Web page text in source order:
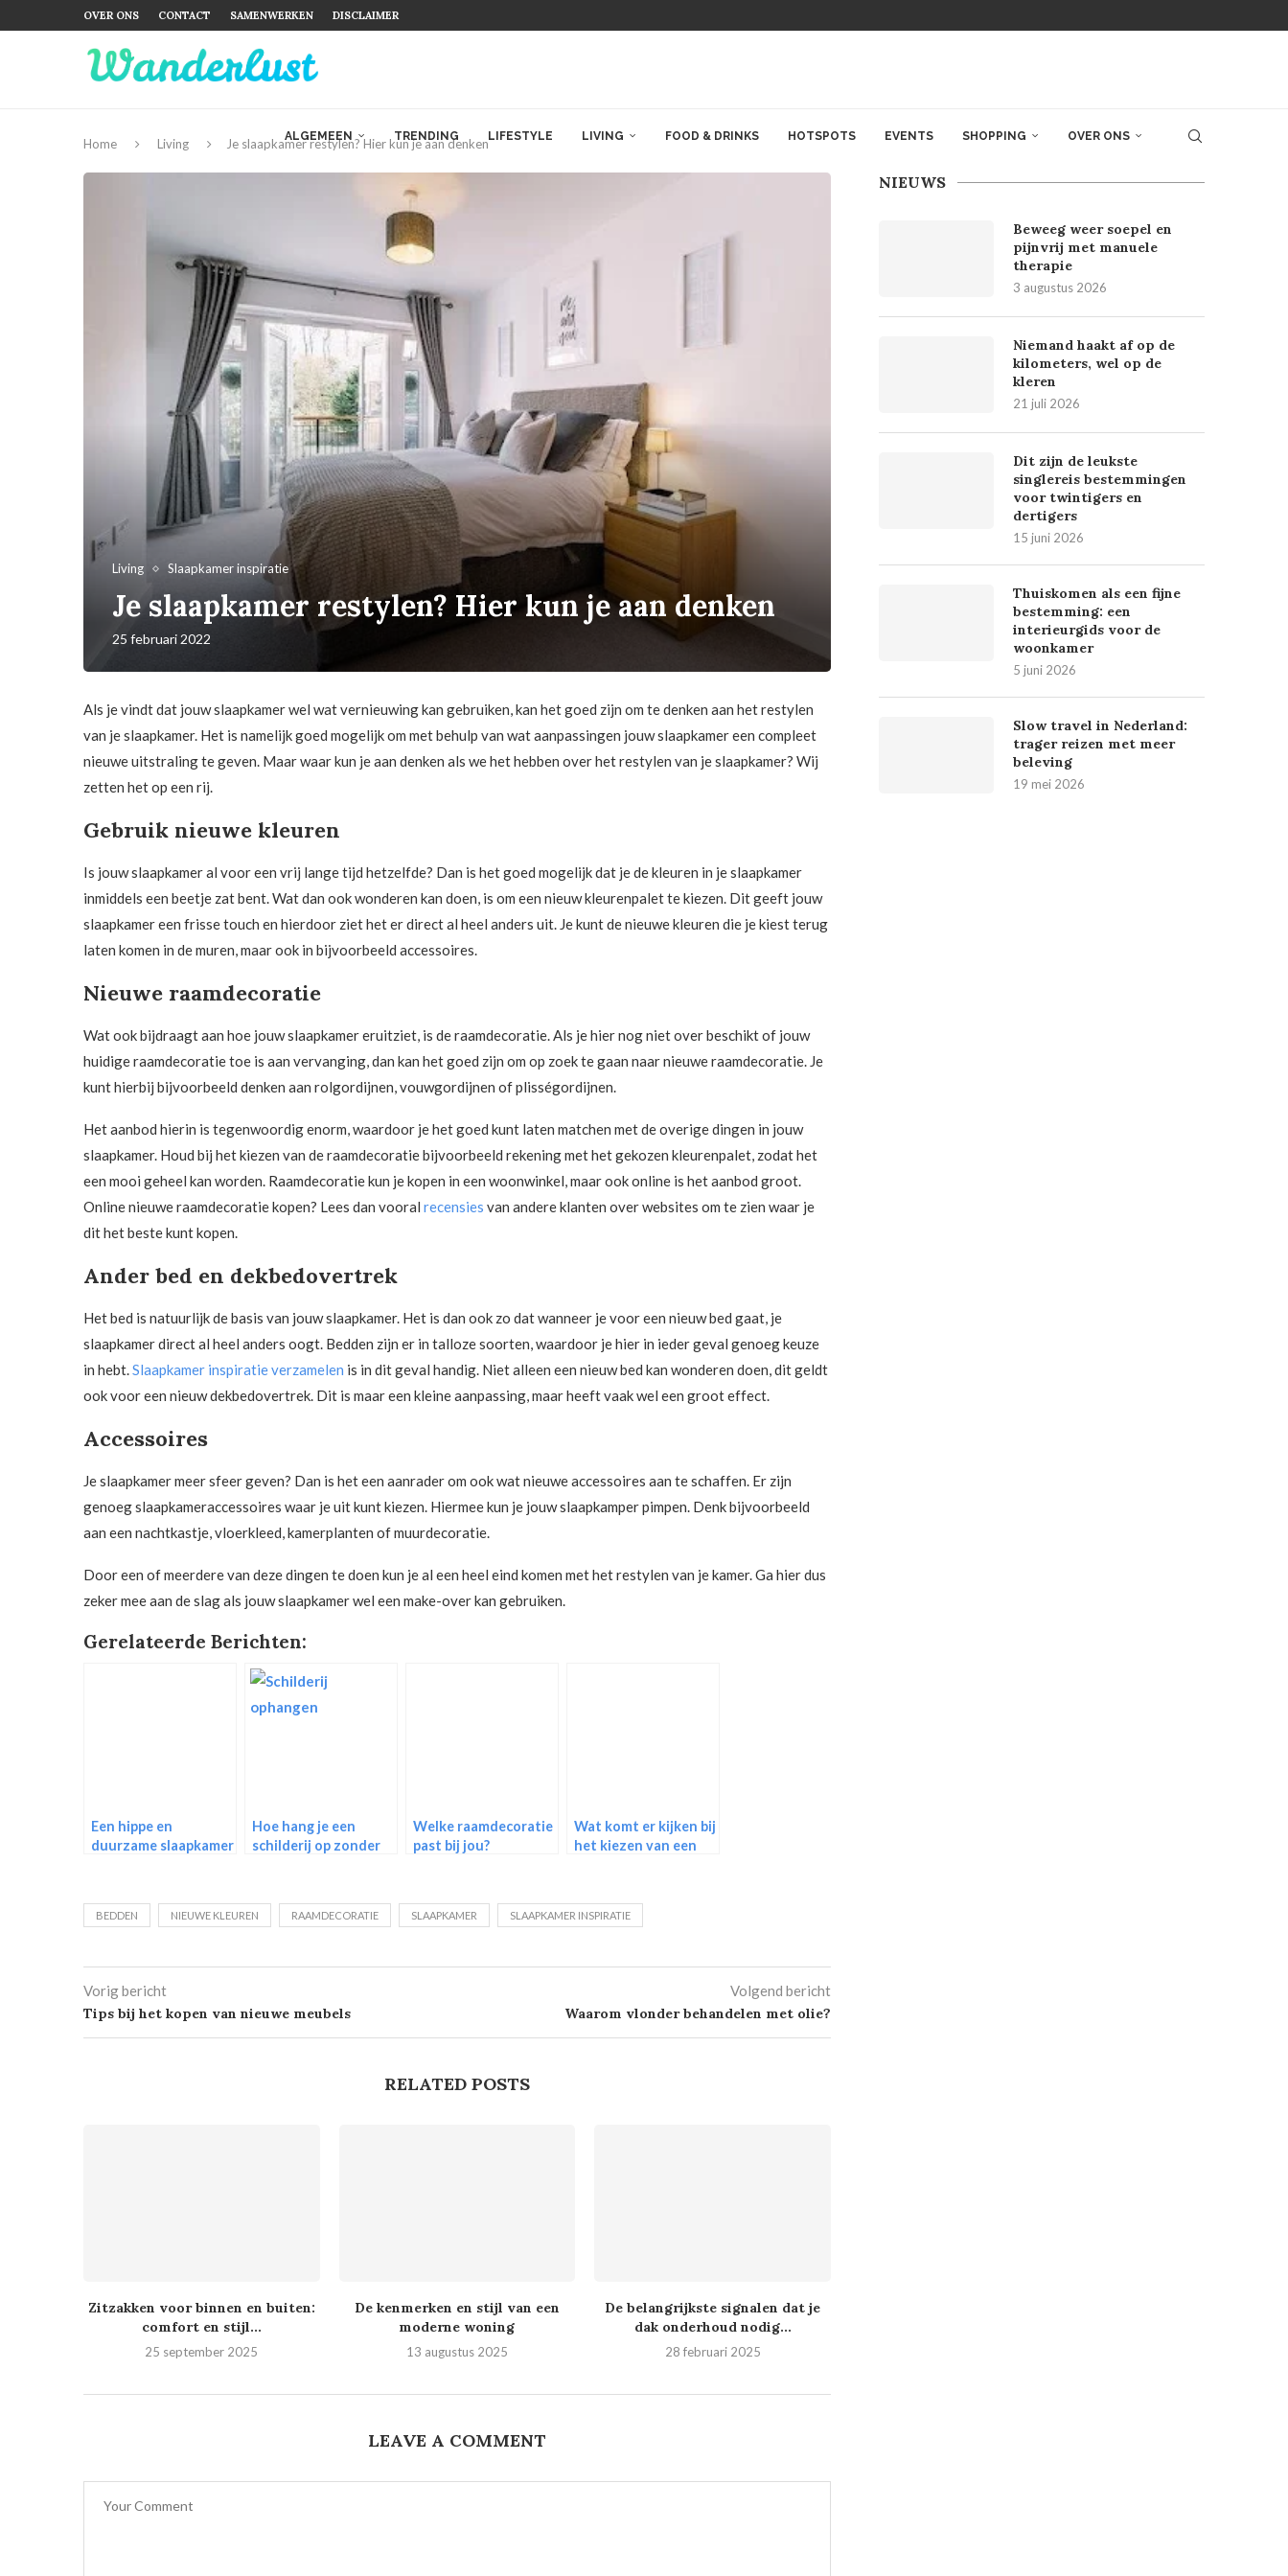
OVER ONS CONTACT SAMENWERKEN DISCLAIMER
ALGEMEEN TRENDING LIFESTYLE LIVING FOOD & DRINKS HOTSPOTS EVENTS SHOPPING OVER ONS
Home Living Je slaapkamer restylen? Hier kun je aan denken
Living Slaapkamer inspiratie
Je slaapkamer restylen? Hier kun je aan denken
25 februari 2022
Als je vindt dat jouw slaapkamer wel wat vernieuwing kan gebruiken, kan het goed zijn om te denken aan het restylen
van je slaapkamer. Het is namelijk goed mogelijk om met behulp van wat aanpassingen jouw slaapkamer een compleet
nieuwe uitstraling te geven. Maar waar kun je aan denken als we het hebben over het restylen van je slaapkamer? Wij
zetten het op een rij.
Gebruik nieuwe kleuren
Is jouw slaapkamer al voor een vrij lange tijd hetzelfde? Dan is het goed mogelijk dat je de kleuren in je slaapkamer
inmiddels een beetje zat bent. Wat dan ook wonderen kan doen, is om een nieuw kleurenpalet te kiezen. Dit geeft jouw
slaapkamer een frisse touch en hierdoor ziet het er direct al heel anders uit. Je kunt de nieuwe kleuren die je kiest terug
laten komen in de muren, maar ook in bijvoorbeeld accessoires.
Nieuwe raamdecoratie
Wat ook bijdraagt aan hoe jouw slaapkamer eruitziet, is de raamdecoratie. Als je hier nog niet over beschikt of jouw
huidige raamdecoratie toe is aan vervanging, dan kan het goed zijn om op zoek te gaan naar nieuwe raamdecoratie. Je
kunt hierbij bijvoorbeeld denken aan rolgordijnen, vouwgordijnen of plisségordijnen.
Het aanbod hierin is tegenwoordig enorm, waardoor je het goed kunt laten matchen met de overige dingen in jouw
slaapkamer. Houd bij het kiezen van de raamdecoratie bijvoorbeeld rekening met het gekozen kleurenpalet, zodat het
een mooi geheel kan worden. Raamdecoratie kun je kopen in een woonwinkel, maar ook online is het aanbod groot.
Online nieuwe raamdecoratie kopen? Lees dan vooral recensies van andere klanten over websites om te zien waar je
dit het beste kunt kopen.
Ander bed en dekbedovertrek
Het bed is natuurlijk de basis van jouw slaapkamer. Het is dan ook zo dat wanneer je voor een nieuw bed gaat, je
slaapkamer direct al heel anders oogt. Bedden zijn er in talloze soorten, waardoor je hier in ieder geval genoeg keuze
in hebt.Slaapkamer inspiratie verzamelen is in dit geval handig. Niet alleen een nieuw bed kan wonderen doen, dit geldt
ook voor een nieuw dekbedovertrek. Dit is maar een kleine aanpassing, maar heeft vaak wel een groot effect.
Accessoires
Je slaapkamer meer sfeer geven? Dan is het een aanrader om ook wat nieuwe accessoires aan te schaffen. Er zijn
genoeg slaapkameraccessoires waar je uit kunt kiezen. Hiermee kun je jouw slaapkamper pimpen. Denk bijvoorbeeld
aan een nachtkastje, vloerkleed, kamerplanten of muurdecoratie.
Door een of meerdere van deze dingen te doen kun je al een heel eind komen met het restylen van je kamer. Ga hier dus
zeker mee aan de slag als jouw slaapkamer wel een make-over kan gebruiken.
Gerelateerde Berichten:
Een hippe en
duurzame slaapkamer
Hoe hang je een
schilderij op zonder
Welke raamdecoratie
past bij jou?
Wat komt er kijken bij
het kiezen van een
BEDDEN NIEUWE KLEUREN RAAMDECORATIE SLAAPKAMER SLAAPKAMER INSPIRATIE
Vorig bericht
Tips bij het kopen van nieuwe meubels
Volgend bericht
Waarom vlonder behandelen met olie?
RELATED POSTS
Zitzakken voor binnen en buiten:
comfort en stijl...
25 september 2025
De kenmerken en stijl van een
moderne woning
13 augustus 2025
De belangrijkste signalen dat je
dak onderhoud nodig...
28 februari 2025
LEAVE A COMMENT
NIEUWS
Beweeg weer soepel en
pijnvrij met manuele
therapie
3 augustus 2026
Niemand haakt af op de
kilometers, wel op de
kleren
21 juli 2026
Dit zijn de leukste
singlereis bestemmingen
voor twintigers en
dertigers
15 juni 2026
Thuiskomen als een fijne
bestemming: een
interieurgids voor de
woonkamer
5 juni 2026
Slow travel in Nederland:
trager reizen met meer
beleving
19 mei 2026